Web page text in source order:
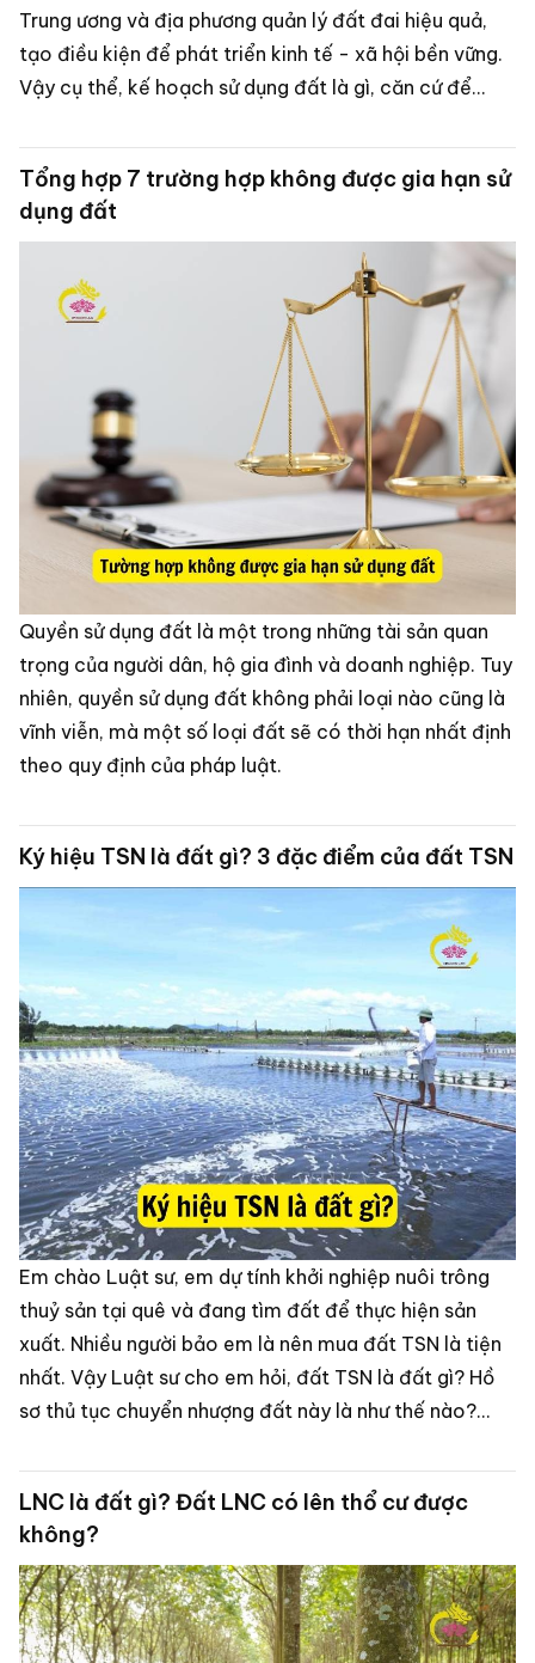
Trung ương và địa phương quản lý đất đai hiệu quả,
tạo điều kiện để phát triển kinh tế - xã hội bền vững.
Vậy cụ thể, kế hoạch sử dụng đất là gì, căn cứ để
tắc lập kế hoạch sử dụng đất ra sao? Tất cả sẽ được
Luật Dragon giải đáp trong bài viết dưới đây.
Tổng hợp 7 trường hợp không được gia hạn sử
dụng đất
Quyền sử dụng đất là một trong những tài sản quan
trọng của người dân, hộ gia đình và doanh nghiệp. Tuy
nhiên, quyền sử dụng đất không phải loại nào cũng là
vĩnh viễn, mà một số loại đất sẽ có thời hạn nhất định
theo quy định của pháp luật.
Ký hiệu TSN là đất gì? 3 đặc điểm của đất TSN
Em chào Luật sư, em dự tính khởi nghiệp nuôi trông
thuỷ sản tại quê và đang tìm đất để thực hiện sản
xuất. Nhiều người bảo em là nên mua đất TSN là tiện
nhất. Vậy Luật sư cho em hỏi, đất TSN là đất gì? Hồ
sơ thủ tục chuyển nhượng đất này là như thế nào?
LNC là đất gì? Đất LNC có lên thổ cư được
không?